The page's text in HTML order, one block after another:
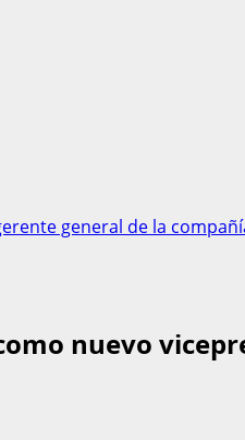
general de la
nuevo